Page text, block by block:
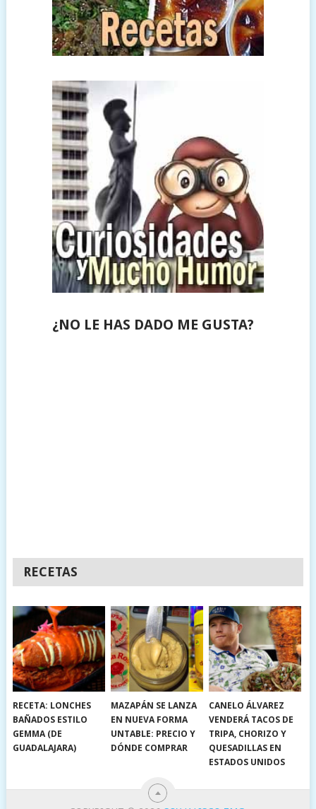
¿NO LE HAS DADO ME GUSTA?
RECETAS
RECETA: LONCHES
BAÑADOS ESTILO
GEMMA (DE
GUADALAJARA)
MAZAPÁN SE LANZA
EN NUEVA FORMA
UNTABLE: PRECIO Y
DÓNDE COMPRAR
CANELO ÁLVAREZ
VENDERÁ TACOS DE
TRIPA, CHORIZO Y
QUESADILLAS EN
ESTADOS UNIDOS